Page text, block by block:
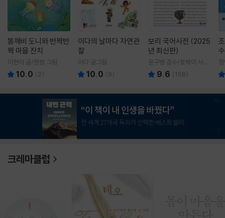
똥깨비 도니와 반짝반
짝 마을 잔치
이현아 글/핸짱 그림
10.0 ( 2)
이다의 날마다 자연관
찰
이다 글그림
10.0 (9)
보리 국어사전 (2025
년 최신판)
윤구병 감수/토박이 사전
편찬실 편
9.6 (158)
크레마클럽